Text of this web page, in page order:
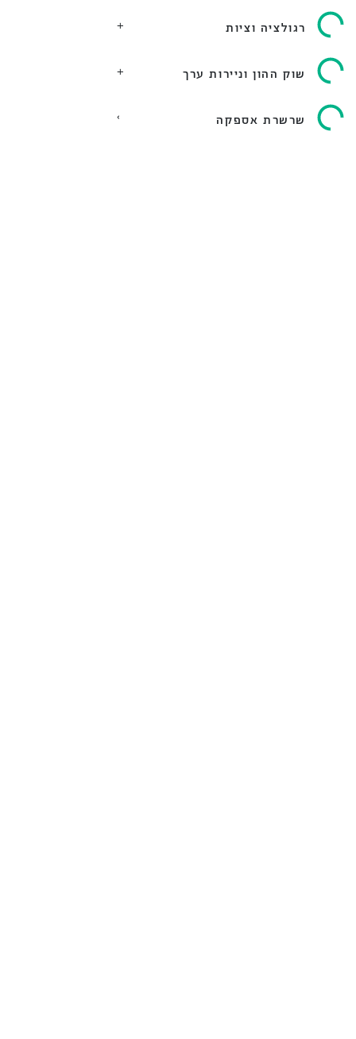
רגולציה וציות
שוק ההון וניירות ערך
שרשרת אספקה